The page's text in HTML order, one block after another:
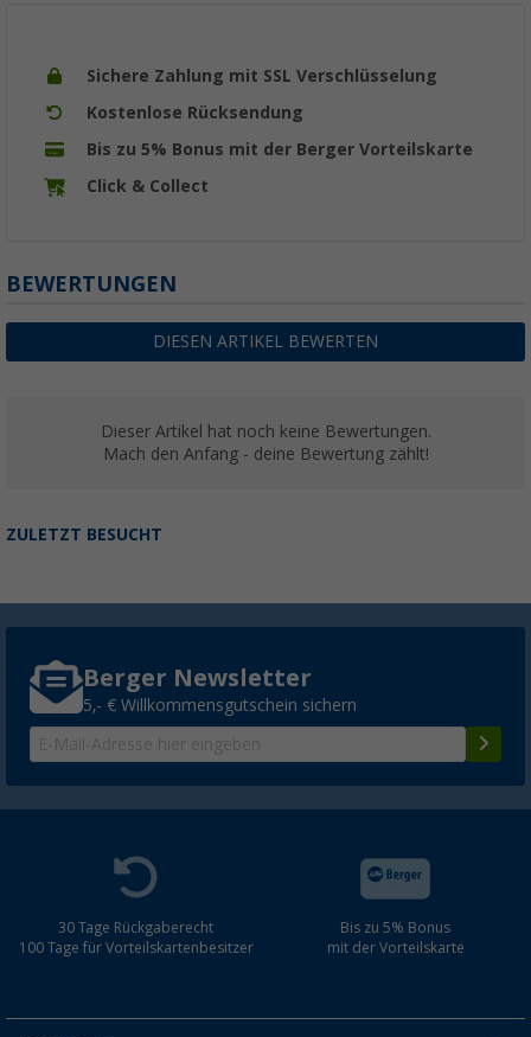
Sichere Zahlung mit SSL Verschlüsselung
Kostenlose Rücksendung
Bis zu 5% Bonus mit der Berger Vorteilskarte
Click & Collect
BEWERTUNGEN
DIESEN ARTIKEL BEWERTEN
Dieser Artikel hat noch keine Bewertungen.
Mach den Anfang - deine Bewertung zählt!
ZULETZT BESUCHT
Berger Newsletter
5,- € Willkommensgutschein sichern
30 Tage Rückgaberecht
100 Tage für Vorteilskartenbesitzer
Bis zu 5% Bonus
mit der Vorteilskarte